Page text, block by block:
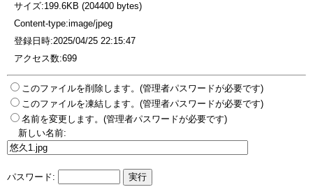
サイズ:199.6KB (204400 bytes)
Content-type:image/jpeg
登録日時:2025/04/25 22:15:47
アクセス数:699
このファイルを削除します。(管理者パスワードが必要です)
このファイルを凍結します。(管理者パスワードが必要です)
名前を変更します。(管理者パスワードが必要です)
新しい名前:
パスワード: